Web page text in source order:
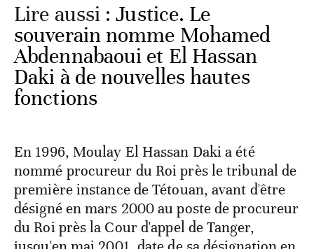
Lire aussi :Justice. Le
souverain nomme Mohamed
Abdennabaoui et El Hassan
Daki à de nouvelles hautes
fonctions
En 1996, Moulay El Hassan Daki a été
nommé procureur du Roi près le tribunal de
première instance de Tétouan, avant d'être
désigné en mars 2000 au poste de procureur
du Roi près la Cour d'appel de Tanger,